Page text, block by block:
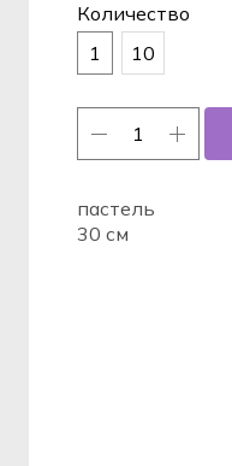
Количество
1
10
пастель
30 см